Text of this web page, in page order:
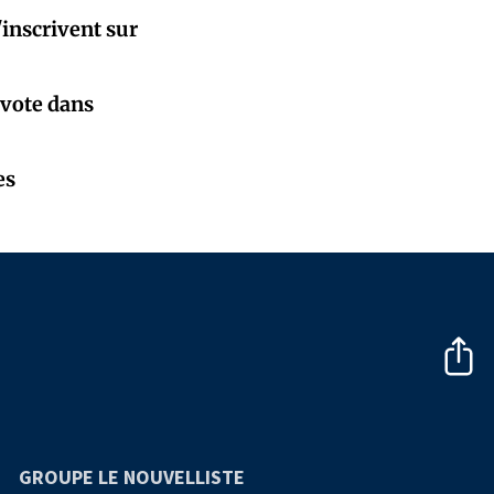
sur
dans
GROUPE LE NOUVELLISTE